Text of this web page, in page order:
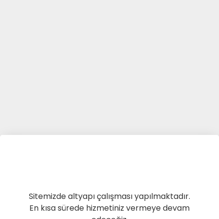
Sitemizde altyapı çalışması yapılmaktadır.
En kısa sürede hizmetiniz vermeye devam